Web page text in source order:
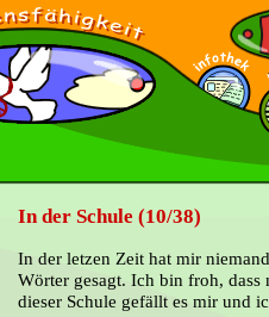
In der Schule (10/38)
In der letzen Zeit hat mir
Wörter gesagt. Ich bin froh,
dieser Schule gefällt es mir und